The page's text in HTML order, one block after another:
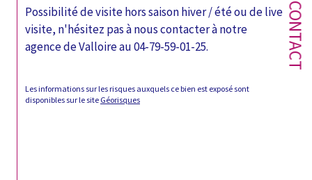
CONTACT
Possibilité de visite hors saison hiver / été ou de live
visite, n'hésitez pas à nous contacter à notre
agence de Valloire au 04-79-59-01-25.
Les informations sur les risques auxquels ce bien est exposé sont
disponibles sur le site Géorisques